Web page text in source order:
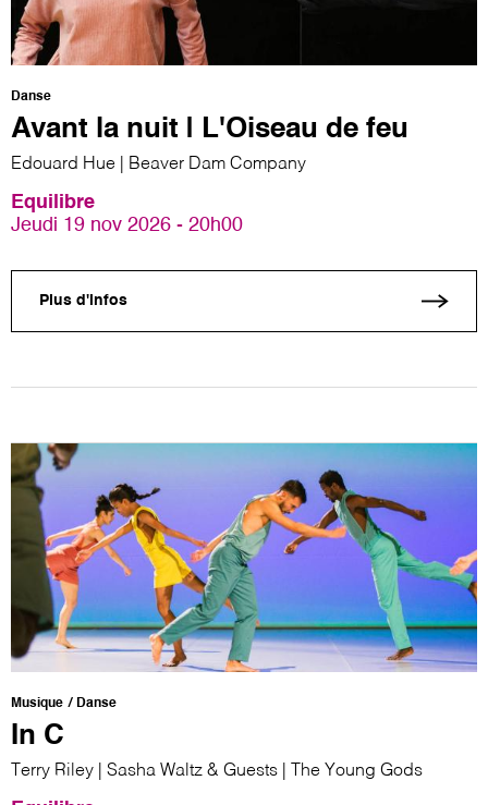
Danse
Avant la nuit | L'Oiseau de feu
Edouard Hue | Beaver Dam Company
Equilibre
Jeudi 19 nov 2026 - 20h00
Plus d'infos
Musique Danse
In C
Terry Riley | Sasha Waltz & Guests | The Young Gods